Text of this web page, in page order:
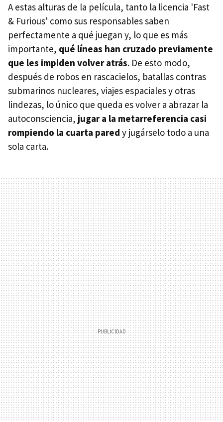
A estas alturas de la película, tanto la licencia 'Fast
& Furious' como sus responsables saben
perfectamente a qué juegan y, lo que es más
importante, qué líneas han cruzado previamente
que les impiden volver atrás. De esto modo,
después de robos en rascacielos, batallas contras
submarinos nucleares, viajes espaciales y otras
lindezas, lo único que queda es volver a abrazar la
autoconsciencia, jugar a la metarreferencia casi
rompiendo la cuarta pared y jugárselo todo a una
sola carta.